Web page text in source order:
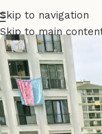
Skip to navigation
Skip to main